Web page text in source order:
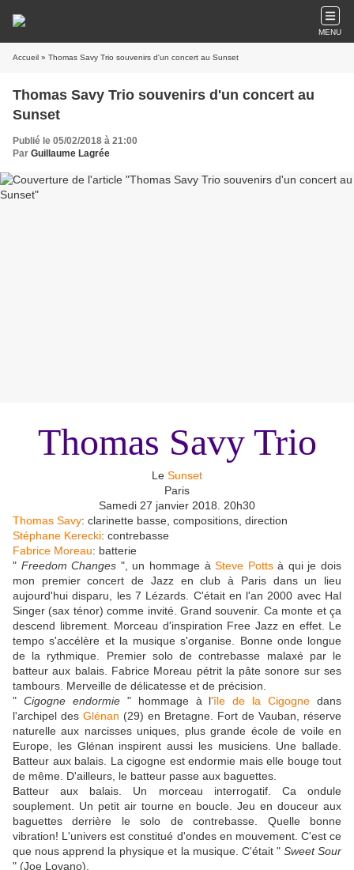
MENU
Accueil » Thomas Savy Trio souvenirs d'un concert au Sunset
Thomas Savy Trio souvenirs d'un concert au
Sunset
Publié le 05/02/2018 à 21:00
Par Guillaume Lagrée
Thomas Savy Trio
Le Sunset
Paris
Samedi 27 janvier 2018. 20h30
Thomas Savy: clarinette basse, compositions, direction
Stéphane Kerecki: contrebasse
Fabrice Moreau: batterie
" Freedom Changes ", un hommage àSteve Pottsà qui je dois
mon premier concert de Jazz en club à Paris dans un lieu
aujourd'hui disparu, les 7 Lézards. C'était en l'an 2000 avec Hal
Singer (sax ténor) comme invité. Grand souvenir. Ca monte et ça
descend librement. Morceau d'inspiration Free Jazz en effet. Le
tempo s'accélère et la musique s'organise. Bonne onde longue
de la rythmique. Premier solo de contrebasse malaxé par le
batteur aux balais. Fabrice Moreau pétrit la pâte sonore sur ses
tambours. Merveille de délicatesse et de précision.
" Cigogne endormie" hommage à l'île de la Cigogne dans
l'archipel des Glénan (29) en Bretagne. Fort de Vauban, réserve
naturelle aux narcisses uniques, plus grande école de voile en
Europe, les Glénan inspirent aussi les musiciens. Une ballade.
Batteur aux balais. La cigogne est endormie mais elle bouge tout
de même. D'ailleurs, le batteur passe aux baguettes.
Batteur aux balais. Un morceau interrogatif. Ca ondule
souplement. Un petit air tourne en boucle. Jeu en douceur aux
baguettes derrière le solo de contrebasse. Quelle bonne
vibration! L'univers est constitué d'ondes en mouvement. C'est ce
que nous apprend la physique et la musique. C'était " Sweet Sour
" (Joe Lovano).